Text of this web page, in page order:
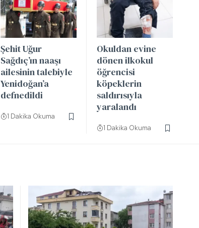
Şehit Uğur
Sağdıç’ın naaşı
ailesinin talebiyle
Yenidoğan’a
defnedildi
1 Dakika Okuma
Okuldan evine
dönen ilkokul
öğrencisi
köpeklerin
saldırısıyla
yaralandı
1 Dakika Okuma